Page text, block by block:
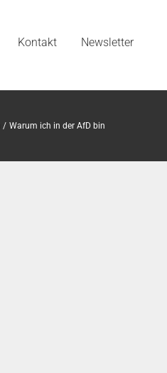
Kontakt Newsletter
Warum ich in der AfD bin